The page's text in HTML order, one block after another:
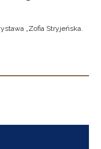
„Zofia Stryjeńska.